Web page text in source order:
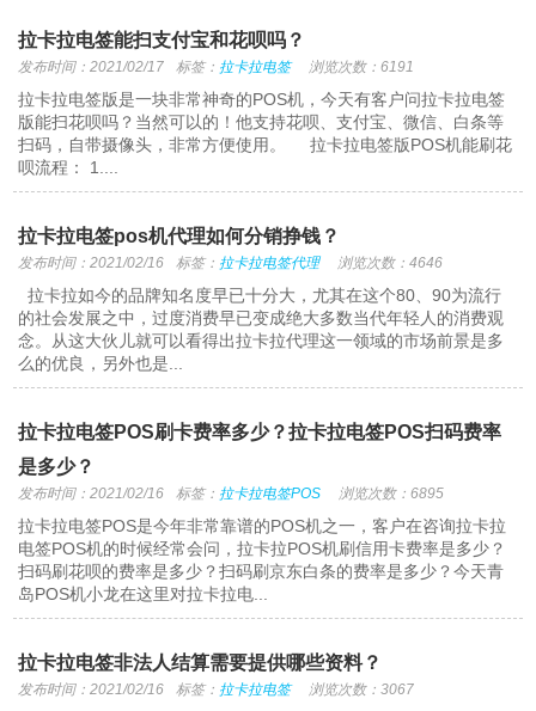
拉卡拉电签能扫支付宝和花呗吗？
发布时间：2021/02/17 标签： 拉卡拉电签 浏览次数：6191
拉卡拉电签版是一块非常神奇的POS机，今天有客户问拉卡拉电签
版能扫花呗吗？当然可以的！他支持花呗、支付宝、微信、白条等
扫码，自带摄像头，非常方便使用。 拉卡拉电签版POS机能刷花
呗流程： 1....
拉卡拉电签pos机代理如何分销挣钱？
发布时间：2021/02/16 标签： 拉卡拉电签代理 浏览次数：4646
拉卡拉如今的品牌知名度早已十分大，尤其在这个80、90为流行
的社会发展之中，过度消费早已变成绝大多数当代年轻人的消费观
念。从这大伙儿就可以看得出拉卡拉代理这一领域的市场前景是多
么的优良，另外也是...
拉卡拉电签POS刷卡费率多少？拉卡拉电签POS扫码费率
是多少？
发布时间：2021/02/16 标签： 拉卡拉电签POS 浏览次数：6895
拉卡拉电签POS是今年非常靠谱的POS机之一，客户在咨询拉卡拉
电签POS机的时候经常会问，拉卡拉POS机刷信用卡费率是多少？
扫码刷花呗的费率是多少？扫码刷京东白条的费率是多少？今天青
岛POS机小龙在这里对拉卡拉电...
拉卡拉电签非法人结算需要提供哪些资料？
发布时间：2021/02/16 标签： 拉卡拉电签 浏览次数：3067